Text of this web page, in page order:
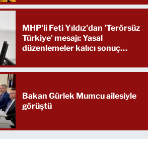
MHP'li Feti Yıldız'dan 'Terörsüz
Türkiye' mesajı: Yasal
düzenlemeler kalıcı sonuç
Bakan Gürlek Mumcu ailesiyle
görüştü